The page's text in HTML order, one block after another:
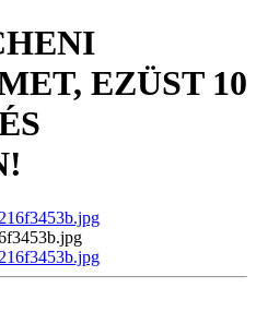
EZÜST 10